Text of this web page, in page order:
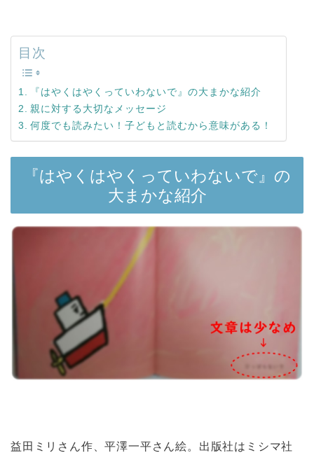
目次
『はやくはやくっていわないで』の大まかな紹介
親に対する大切なメッセージ
何度でも読みたい！子どもと読むから意味がある！
『はやくはやくっていわないで』の
大まかな紹介
益田ミリさん作、平澤一平さん絵。出版社はミシマ社